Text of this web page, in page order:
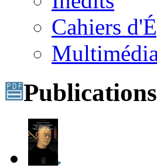
Cahiers
Publications